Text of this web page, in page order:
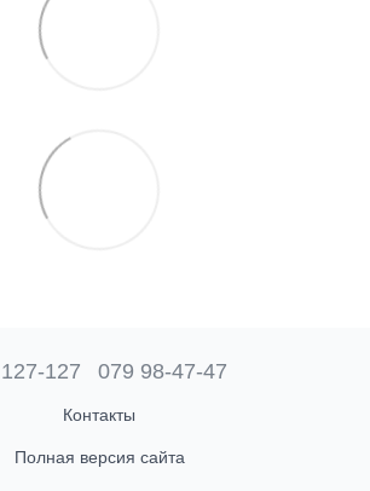
127 079 98-47-47
Контакты
Полная версия сайта